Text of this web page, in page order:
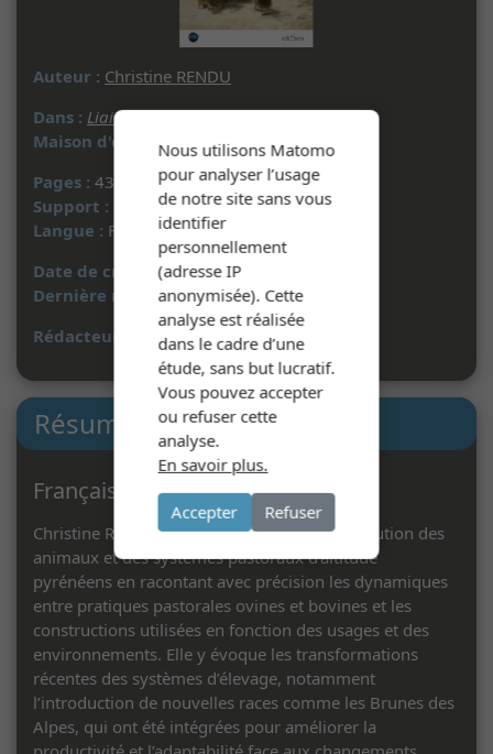
Auteur : Christine RENDU
Dans : Liaisons pastorales- 2023
Maison d'édition :
ediSens
Pages : 43 à 62
Support :
Document imprimé
Langue : Français
Date de création :22/04/2025
Dernière mise à jour :08/09/2025
Rédacteur :
W. A.
Résumé
Français
Christine Rendu montre dans cet article l’évolution des
animaux et des systèmes pastoraux d’altitude
pyrénéens en racontant avec précision les dynamiques
entre pratiques pastorales ovines et bovines et les
constructions utilisées en fonction des usages et des
environnements. Elle y évoque les transformations
récentes des systèmes d’élevage, notamment
l’introduction de nouvelles races comme les Brunes des
Alpes, qui ont été intégrées pour améliorer la
Nous utilisons Matomo
pour analyser l’usage
de notre site sans vous
identifier
personnellement
(adresse IP
anonymisée). Cette
analyse est réalisée
dans le cadre d’une
étude, sans but lucratif.
Vous pouvez accepter
ou refuser cette
analyse.
En savoir plus.
Accepter Refuser